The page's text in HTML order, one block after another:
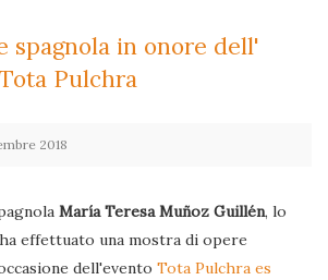
spagnola in onore dell'
Pulchra
2018
María Teresa Muñoz Guillén, lo
effettuato una mostra di opere
dell'evento Tota Pulchra es